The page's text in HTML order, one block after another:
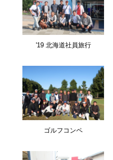
'19 北海道社員旅行
ゴルフコンペ